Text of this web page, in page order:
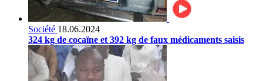
Société 18.06.2024
324 kg de cocaïne et 392 kg de faux médicaments saisis